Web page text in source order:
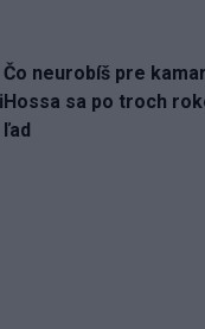
Čo neurobíš pre
Hossa sa po troch
ľad